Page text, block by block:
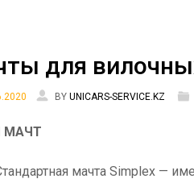
для
BY UNICARS-SERVICE.KZ
МАЧТ
мачта Simplex —